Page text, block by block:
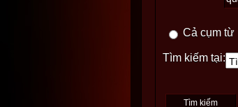
Cả cụm từ
Tìm kiếm tại: